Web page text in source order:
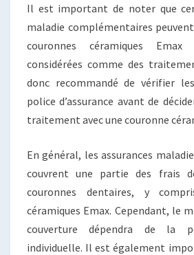
Il est important de noter que
maladie complémentaires
couronnes céramiques
considérées comme des
donc recommandé de vérifier
police d’assurance avant de
traitement avec une couronne
En général, les assurances
couvrent une partie des frais
couronnes dentaires, y
céramiques Emax. Cependant, le
couverture dépendra de la
individuelle. Il est également